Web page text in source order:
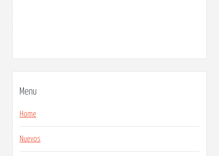
Menu
Home
Nuevos